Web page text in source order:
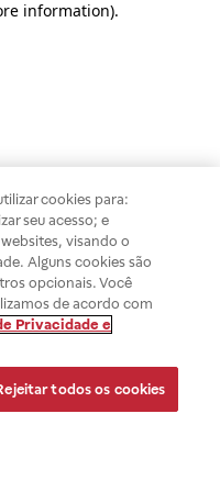
information).
cookies para:
seu acesso; e
visando o
Alguns cookies são
opcionais. Você
de acordo com
Privacidade e
todos os cookies